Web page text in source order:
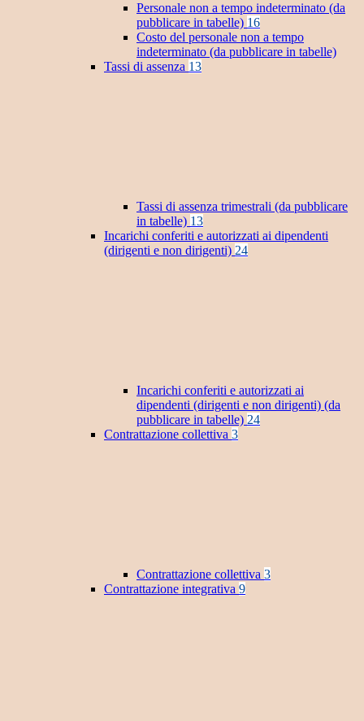
Personale non a tempo indeterminato (da
pubblicare in tabelle) 16
Costo del personale non a tempo
indeterminato (da pubblicare in tabelle)
Tassi di assenza 13
Tassi di assenza trimestrali (da pubblicare
in tabelle) 13
Incarichi conferiti e autorizzati ai dipendenti
(dirigenti e non dirigenti) 24
Incarichi conferiti e autorizzati ai
dipendenti (dirigenti e non dirigenti) (da
pubblicare in tabelle) 24
Contrattazione collettiva 3
Contrattazione collettiva 3
Contrattazione integrativa 9